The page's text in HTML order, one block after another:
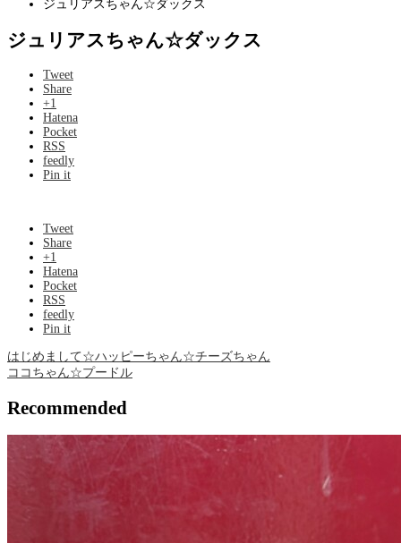
ジュリアスちゃん☆ダックス
ジュリアスちゃん☆ダックス
Tweet
Share
+1
Hatena
Pocket
RSS
feedly
Pin it
Tweet
Share
+1
Hatena
Pocket
RSS
feedly
Pin it
はじめまして☆ハッピーちゃん☆チーズちゃん
ココちゃん☆プードル
Recommended